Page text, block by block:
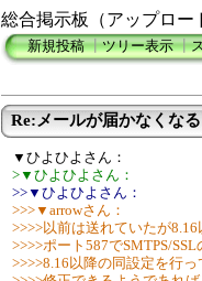
総合掲示板（アップロー
新規投稿┃ツリー表示┃
Re:メールが届かなくなる
▼ひよひよさん：
>▼ひよひよさん：
>>▼ひよひよさん：
>>>▼arrowさん：
>>>>以前は送れていたが
>>>>ポート587でSMTPS/
>>>>8.16以降の同設定を行